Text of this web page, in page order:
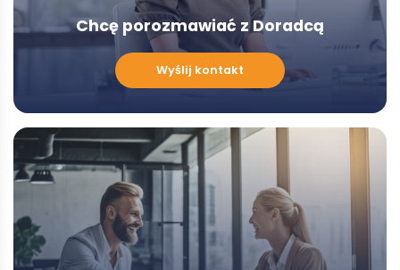
Chcę porozmawiać z Doradcą
porozmawiać
Doradcą
-
Modal
Wyślij kontakt